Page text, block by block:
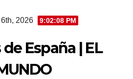
2026 9:02:10 PM
España | EL